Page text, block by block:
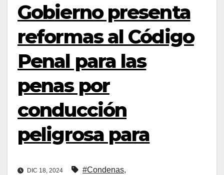
Gobierno presenta
reformas al Código
Penal para las
penas por
conducción
peligrosa para
DIC 18, 2024 #Condenas,